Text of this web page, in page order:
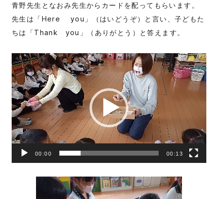
青野先生となおみ先生からカードを配ってもらいます。
先生は「Here you」（はいどうぞ）と言い、子どもた
ちは「Thank you」（ありがとう）と答えます。
動
画
プ
レ
ー
ヤ
ー
00:00 00:13